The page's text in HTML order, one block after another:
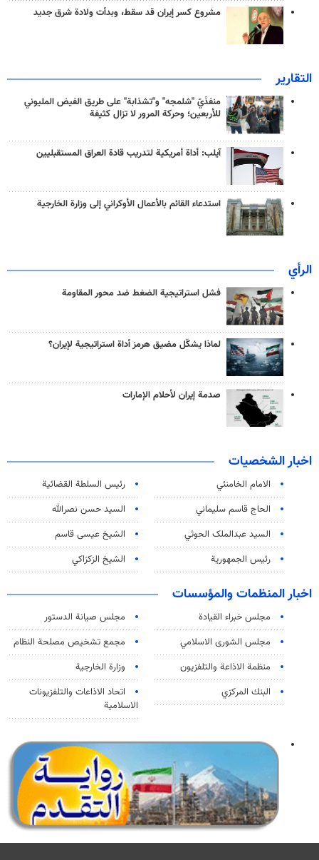
مشروع كسر إيران قد سقط، وبدأت ولادة شرق جديد
التقارير
منفذَيّ "شلمجه" و"تشذابة" على طريق الفيض المليوني
للأربعين؛ وحركة المرور لا تزال كثيفة
آيلب: أداة أمريكية لتدريب قادة العراق المستقبليين
استدعاء القائم بالأعمال الأوكراني إلى وزارة الخارجية
الرأي
فشل استراتيجية الضغط ضد محور المقاومة
لماذا يشكّل مضيق هرمز أداة استراتيجية لإيران؟
صدمة إيران لأحلام الإمارات
اخبار الشخصيات
الامام الخامنئي
رئیس السلطة القضائیة
الحاج قاسم سليماني
السيد حسن نصرالله
السید عبدالملک الحوثي
الشيخ عيسى قاسم
رئيس الجمهورية
الشيخ الزكزاكي
اخبار المنظمات والمؤسسات
مجلس خبراء القيادة
مجلس صيانة الدستور
مجلس الشورى الاسلامي
مجمع تشخيص مصلحة النظام
منظمة الاذاعة والتلفزیون
وزارة الخارجية
البنك المركزي
اتحاد الاذاعات والتلفزيونات
الاسلامية